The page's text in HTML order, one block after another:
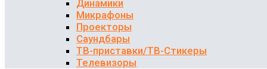
Динамики
Микрафоны
Проекторы
Саундбары
ТВ-приставки/ТВ-Стикеры
Телевизоры